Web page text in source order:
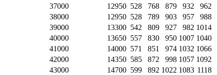
37000
12950 528 768 879 932
962
38000
12950 528 789 903 957
988
39000
13300 542 809 927 982 1014
40000
13650 557 830 950 1007 1040
41000
14000 571 851 974 1032 1066
42000
14350 585 872 998 1057 1092
43000
14700 599 892 1022 1083 1118